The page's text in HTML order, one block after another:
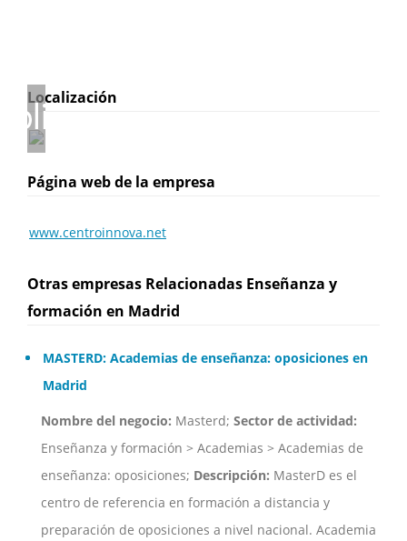
Localización
Página web de la empresa
www.centroinnova.net
Otras empresas Relacionadas Enseñanza y
formación en Madrid
MASTERD: Academias de enseñanza: oposiciones en
Madrid
Nombre del negocio: Masterd; Sector de actividad:
Enseñanza y formación > Academias > Academias de
enseñanza: oposiciones; Descripción: MasterD es el
centro de referencia en formación a distancia y
preparación de oposiciones a nivel nacional. Academia